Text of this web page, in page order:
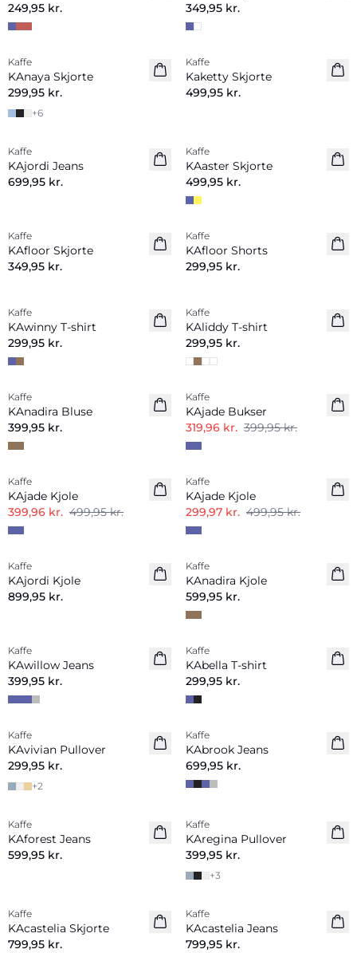
249,95 kr.
349,95 kr.
Kaffe
KAnaya Skjorte
299,95 kr.
+6
Nyhed
Kaffe
Kaketty Skjorte
499,95 kr.
Nyhed
Kaffe
KAjordi Jeans
699,95 kr.
Nyhed
Kaffe
KAaster Skjorte
499,95 kr.
Nyhed
Kaffe
KAfloor Skjorte
349,95 kr.
Nyhed
Kaffe
KAfloor Shorts
299,95 kr.
Nyhed
Kaffe
KAwinny T-shirt
299,95 kr.
Nyhed
Kaffe
KAliddy T-shirt
299,95 kr.
Nyhed
Kaffe
KAnadira Bluse
399,95 kr.
-20%
Kaffe
KAjade Bukser
319,96 kr. 399,95 kr.
-20%
Kaffe
KAjade Kjole
399,96 kr. 499,95 kr.
-40%
Kaffe
KAjade Kjole
299,97 kr. 499,95 kr.
Nyhed
Kaffe
KAjordi Kjole
899,95 kr.
Nyhed
Kaffe
KAnadira Kjole
599,95 kr.
Kaffe
KAwillow Jeans
399,95 kr.
Nyhed
Kaffe
KAbella T-shirt
299,95 kr.
Nyhed
Kaffe
KAvivian Pullover
299,95 kr.
+2
Kaffe
KAbrook Jeans
699,95 kr.
Kaffe
KAforest Jeans
599,95 kr.
Nyhed
Kaffe
KAregina Pullover
399,95 kr.
+3
Nyhed
Kaffe
KAcastelia Skjorte
799,95 kr.
Nyhed
Kaffe
KAcastelia Jeans
799,95 kr.